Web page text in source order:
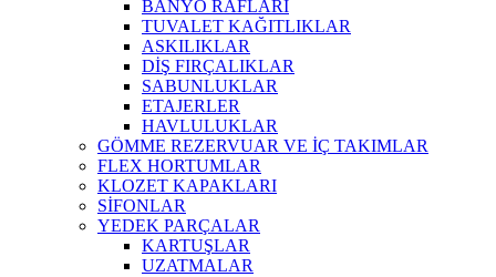
BANYO RAFLARI
TUVALET KAĞITLIKLAR
ASKILIKLAR
DİŞ FIRÇALIKLAR
SABUNLUKLAR
ETAJERLER
HAVLULUKLAR
GÖMME REZERVUAR VE İÇ TAKIMLAR
FLEX HORTUMLAR
KLOZET KAPAKLARI
SİFONLAR
YEDEK PARÇALAR
KARTUŞLAR
UZATMALAR